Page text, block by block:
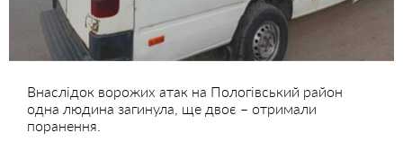
Внаслідок ворожих атак на Пологівський район
одна людина загинула, ще двоє – отримали
поранення.